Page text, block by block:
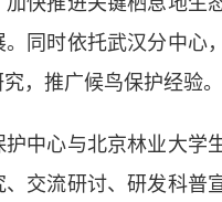
同时依托武汉分中心
，推广候鸟保护经验。
心与北京林业大学
交流研讨、研发科普